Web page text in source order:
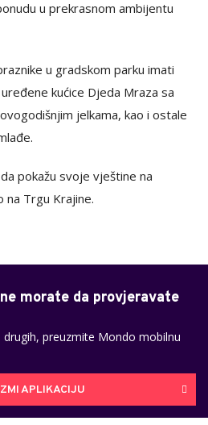
u prekrasnom ambijentu
u gradskom parku imati
kućice Djeda Mraza sa
jelkama, kao i ostale
pokažu svoje vještine na
na Trgu Krajine.
morate da provjeravate
preuzmite Mondo mobilnu
APLIKACIJU